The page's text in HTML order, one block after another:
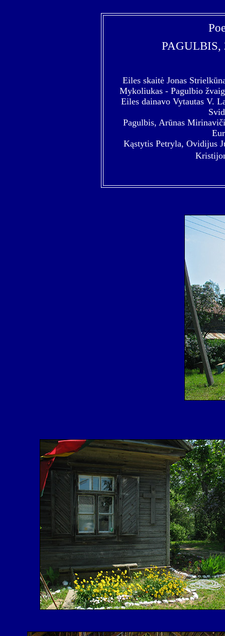
PAGULBIS,
Eiles skaitė Jonas
Mykoliukas - Pagulbio
Eiles dainavo Vytautas V.
Pagulbis, Arūnas
Kąstytis Petryla, Ovidijus